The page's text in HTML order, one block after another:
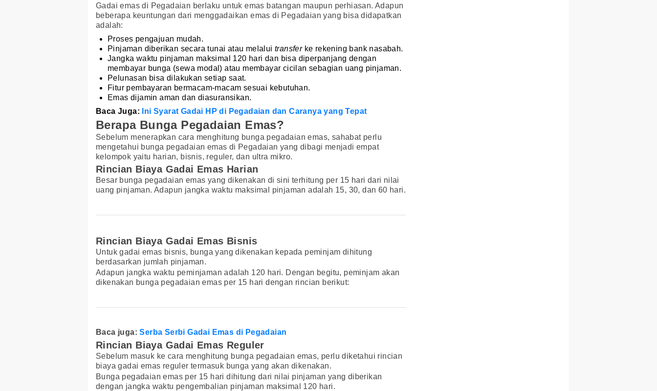
Gadai emas di Pegadaian berlaku untuk emas batangan maupun perhiasan. Adapun
beberapa keuntungan dari menggadaikan emas di Pegadaian yang bisa didapatkan
adalah:
Proses pengajuan mudah.
Pinjaman diberikan secara tunai atau melalui transferke rekening bank nasabah.
Jangka waktu pinjaman maksimal 120 hari dan bisa diperpanjang dengan
membayar bunga (sewa modal) atau membayar cicilan sebagian uang pinjaman.
Pelunasan bisa dilakukan setiap saat.
Fitur pembayaran bermacam-macam sesuai kebutuhan.
Emas dijamin aman dan diasuransikan.
Baca Juga:
Ini Syarat Gadai HP di Pegadaian dan Caranya yang Tepat
Berapa Bunga Pegadaian Emas?
Sebelum menerapkan cara menghitung bunga pegadaian emas, sahabat perlu
mengetahui bunga pegadaian emas di Pegadaian yang dibagi menjadi empat
kelompok yaitu harian, bisnis, reguler, dan ultra mikro.
Rincian Biaya Gadai Emas Harian
Besar bunga pegadaian emas yang dikenakan di sini terhitung per 15 hari dari nilai
uang pinjaman. Adapun jangka waktu maksimal pinjaman adalah 15, 30, dan 60 hari.
Rincian Biaya Gadai Emas Bisnis
Untuk gadai emas bisnis, bunga yang dikenakan kepada peminjam dihitung
berdasarkan jumlah pinjaman.
Adapun jangka waktu peminjaman adalah 120 hari. Dengan begitu, peminjam akan
dikenakan bunga pegadaian emas per 15 hari dengan rincian berikut:
Baca juga:Serba Serbi Gadai Emas di Pegadaian
Rincian Biaya Gadai Emas Reguler
Sebelum masuk ke cara menghitung bunga pegadaian emas, perlu diketahui rincian
biaya gadai emas reguler termasuk bunga yang akan dikenakan.
Bunga pegadaian emas per 15 hari dihitung dari nilai pinjaman yang diberikan
dengan jangka waktu pengembalian pinjaman maksimal 120 hari.